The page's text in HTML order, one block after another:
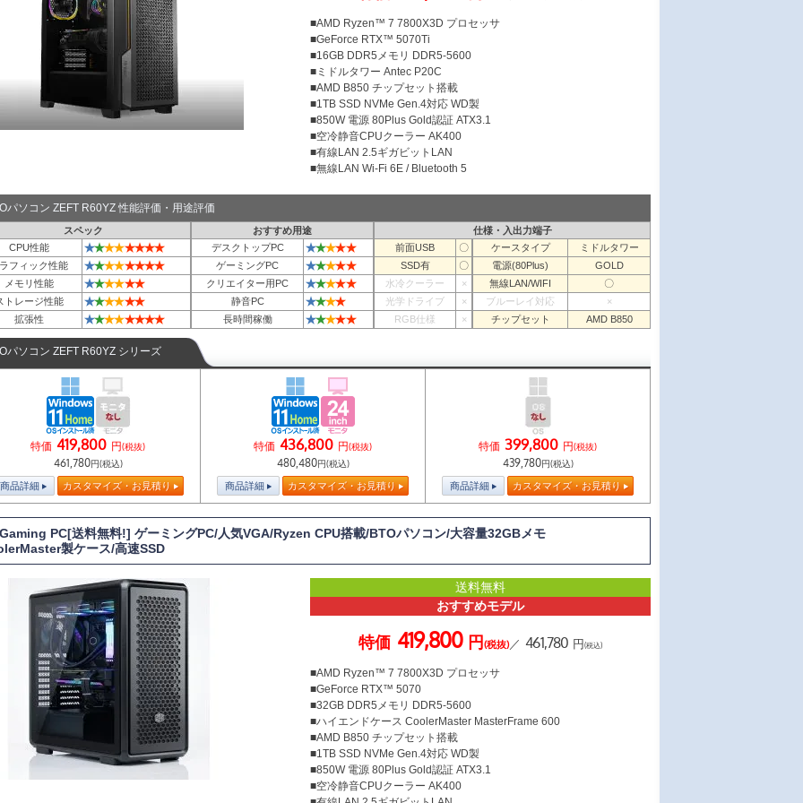
■AMD Ryzen™ 7 7800X3D プロセッサ
■GeForce RTX™ 5070Ti
■16GB DDR5メモリ DDR5-5600
■ミドルタワー Antec P20C
■AMD B850 チップセット搭載
■1TB SSD NVMe Gen.4対応 WD製
■850W 電源 80Plus Gold認証 ATX3.1
■空冷静音CPUクーラー AK400
■有線LAN 2.5ギガビットLAN
■無線LAN Wi-Fi 6E / Bluetooth 5
パソコン ZEFT R60YZ 性能評価・用途評価
スペック おすすめ用途
仕様・入出力端子
CPU性能
★★★★★★★★ デスクトップPC ★★★★★ 前面USB 〇 ケースタイプ
ミドルタワー
フィック性能
★★★★★★★★ ゲーミングPC ★★★★★ SSD有 〇 電源(80Plus)
GOLD
メモリ性能
★★★★★★ クリエイター用PC ★★★★★ 水冷クーラー × 無線LAN/WIFI
〇
トレージ性能
★★★★★★ 静音PC ★★★★ 光学ドライブ × ブルーレイ対応
×
拡張性
★★★★★★★★ 長時間稼働 ★★★★★ RGB仕様 × チップセット AMD B850
パソコン ZEFT R60YZ シリーズ
特価 419,800 円(税抜)
461,780円(税込)
商品詳細 カスタマイズ・お見積り
特価 436,800 円(税抜)
480,480円(税込)
商品詳細 カスタマイズ・お見積り
特価 399,800 円(税抜)
439,780円(税込)
商品詳細 カスタマイズ・お見積り
PC[送料無料!] ゲーミングPC/人気VGA/Ryzen CPU搭載/BTOパソコン/大容量32GBメモ
製ケース/高速SSD
送料無料
おすすめモデル
特価 419,800 円(税抜)／ 461,780 円(税込)
■AMD Ryzen™ 7 7800X3D プロセッサ
■GeForce RTX™ 5070
■32GB DDR5メモリ DDR5-5600
■ハイエンドケース CoolerMaster MasterFrame 600
■AMD B850 チップセット搭載
■1TB SSD NVMe Gen.4対応 WD製
■850W 電源 80Plus Gold認証 ATX3.1
■空冷静音CPUクーラー AK400